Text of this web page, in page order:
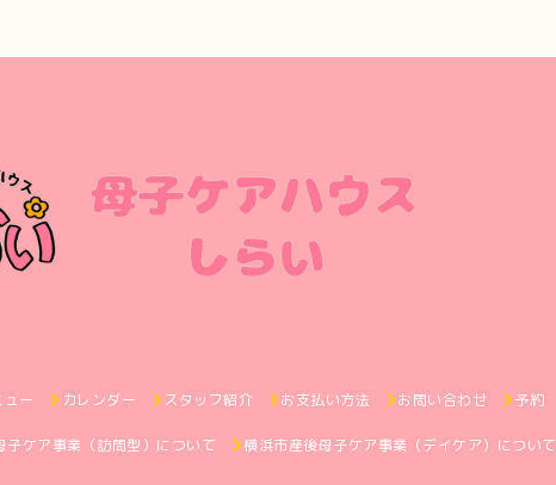
ュー カレンダー スタッフ紹介 お支払い方法 お問い合わせ 予約
子ケア事業（訪問型）について 横浜市産後母子ケア事業（デイケア）について